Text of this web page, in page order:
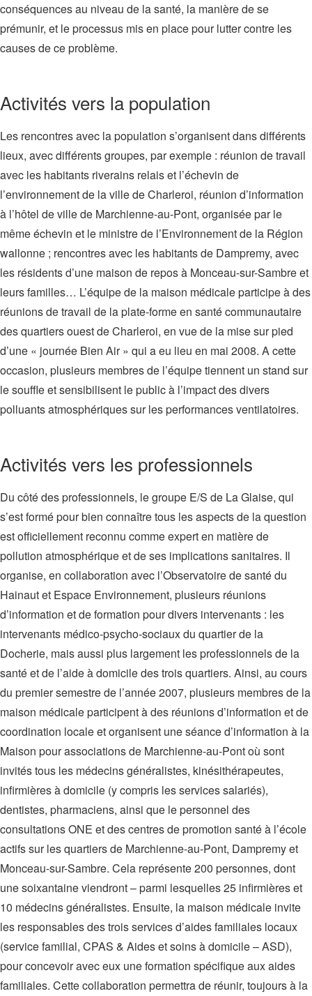
conséquences au niveau de la santé, la manière de se
prémunir, et le processus mis en place pour lutter contre les
causes de ce problème.
Activités vers la population
Les rencontres avec la population s’organisent dans différents
lieux, avec différents groupes, par exemple : réunion de travail
avec les habitants riverains relais et l’échevin de
l’environnement de la ville de Charleroi, réunion d’information
à l’hôtel de ville de Marchienne-au-Pont, organisée par le
même échevin et le ministre de l’Environnement de la Région
wallonne ; rencontres avec les habitants de Dampremy, avec
les résidents d’une maison de repos à Monceau-sur-Sambre et
leurs familles… L’équipe de la maison médicale participe à des
réunions de travail de la plate-forme en santé communautaire
des quartiers ouest de Charleroi, en vue de la mise sur pied
d’une « journée Bien Air » qui a eu lieu en mai 2008. A cette
occasion, plusieurs membres de l’équipe tiennent un stand sur
le souffle et sensibilisent le public à l’impact des divers
polluants atmosphériques sur les performances ventilatoires.
Activités vers les professionnels
Du côté des professionnels, le groupe E/S de La Glaise, qui
s’est formé pour bien connaître tous les aspects de la question
est officiellement reconnu comme expert en matière de
pollution atmosphérique et de ses implications sanitaires. Il
organise, en collaboration avec l’Observatoire de santé du
Hainaut et Espace Environnement, plusieurs réunions
d’information et de formation pour divers intervenants : les
intervenants médico-psycho-sociaux du quartier de la
Docherie, mais aussi plus largement les professionnels de la
santé et de l’aide à domicile des trois quartiers. Ainsi, au cours
du premier semestre de l’année 2007, plusieurs membres de la
maison médicale participent à des réunions d’information et de
coordination locale et organisent une séance d’information à la
Maison pour associations de Marchienne-au-Pont où sont
invités tous les médecins généralistes, kinésithérapeutes,
infirmières à domicile (y compris les services salariés),
dentistes, pharmaciens, ainsi que le personnel des
consultations ONE et des centres de promotion santé à l’école
actifs sur les quartiers de Marchienne-au-Pont, Dampremy et
Monceau-sur-Sambre. Cela représente 200 personnes, dont
une soixantaine viendront – parmi lesquelles 25 infirmières et
10 médecins généralistes. Ensuite, la maison médicale invite
les responsables des trois services d’aides familiales locaux
(service familial, CPAS & Aides et soins à domicile – ASD),
pour concevoir avec eux une formation spécifique aux aides
familiales. Cette collaboration permettra de réunir, toujours à la